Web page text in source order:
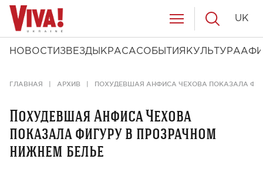
НОВОСТИ ЗВЕЗДЫ КРАСАСОБЫТИЯ КУЛЬТУРА
UK
ГЛАВНАЯ АРХИВ ПОХУДЕВШАЯ АНФИСА ЧЕХОВА ПОКАЗАЛА
Похудевшая Анфиса Чехова
показала фигуру в прозрачном
нижнем белье